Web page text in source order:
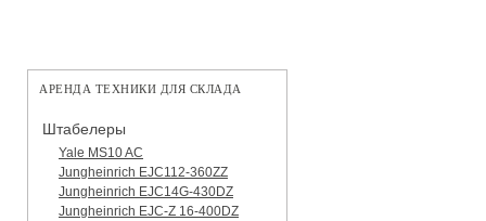
АРЕНДА ТЕХНИКИ ДЛЯ СКЛАДА
Штабелеры
Yale MS10 AC
Jungheinrich EJC112-360ZZ
Jungheinrich EJC14G-430DZ
Jungheinrich EJC-Z 16-400DZ